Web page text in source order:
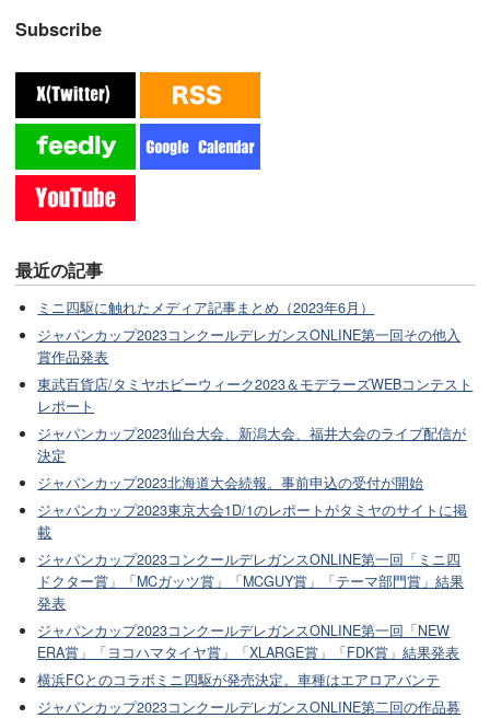
Subscribe
最近の記事
ミニ四駆に触れたメディア記事まとめ（2023年6月）
ジャパンカップ2023コンクールデレガンスONLINE第一回その他入
賞作品発表
東武百貨店/タミヤホビーウィーク2023＆モデラーズWEBコンテスト
レポート
ジャパンカップ2023仙台大会、新潟大会、福井大会のライブ配信が
決定
ジャパンカップ2023北海道大会続報。事前申込の受付が開始
ジャパンカップ2023東京大会1D/1のレポートがタミヤのサイトに掲
載
ジャパンカップ2023コンクールデレガンスONLINE第一回「ミニ四
ドクター賞」「MCガッツ賞」「MCGUY賞」「テーマ部門賞」結果
発表
ジャパンカップ2023コンクールデレガンスONLINE第一回「NEW
ERA賞」「ヨコハマタイヤ賞」「XLARGE賞」「FDK賞」結果発表
横浜FCとのコラボミニ四駆が発売決定。車種はエアロアバンテ
ジャパンカップ2023コンクールデレガンスONLINE第二回の作品募